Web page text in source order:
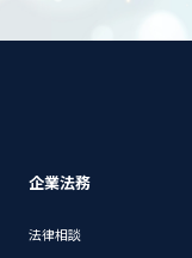
企業法務
法律相談